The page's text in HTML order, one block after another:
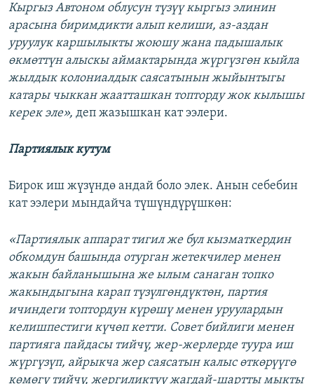
Кыргыз Автоном облусун түзүү кыргыз элинин
арасына биримдикти алып келиши, аз-аздан
уруулук каршылыкты жоюшу жана падышалык
өкмөттүн алыскы аймактарында жүргүзгөн кыйла
жылдык колониалдык саясатынын жыйынтыгы
катары чыккан жаатташкан топторду жок кылышы
керек эле», деп жазышкан кат ээлери.
Партиялык кутум
Бирок иш жүзүндө андай боло элек. Анын себебин
кат ээлери мындайча түшүндүрүшкөн:
«Партиялык аппарат тигил же бул кызматкердин
обкомдун башында отурган жетекчилер менен
жакын байланышына же ылым санаган топко
жакындыгына карап түзүлгөндүктөн, партия
ичиндеги топтордун күрөшү менен уруулардын
келишпестиги күчөп кетти. Совет бийлиги менен
партияга пайдасы тийчү, жер-жерлерде туура иш
жүргүзүп, айрыкча жер саясатын калыс өткөрүүгө
көмөгү тийчү, жергиликтүү жагдай-шартты мыкты